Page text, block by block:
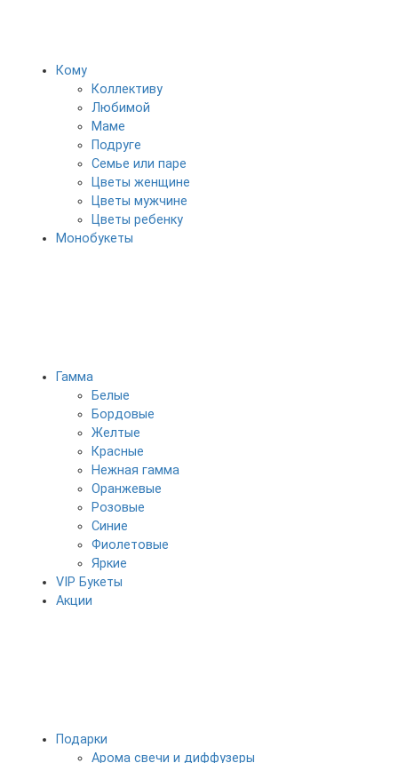
Кому
Коллективу
Любимой
Маме
Подруге
Семье или паре
Цветы женщине
Цветы мужчине
Цветы ребенку
Монобукеты
Гамма
Белые
Бордовые
Желтые
Красные
Нежная гамма
Оранжевые
Розовые
Синие
Фиолетовые
Яркие
VIP Букеты
Акции
Подарки
Арома свечи и диффузеры